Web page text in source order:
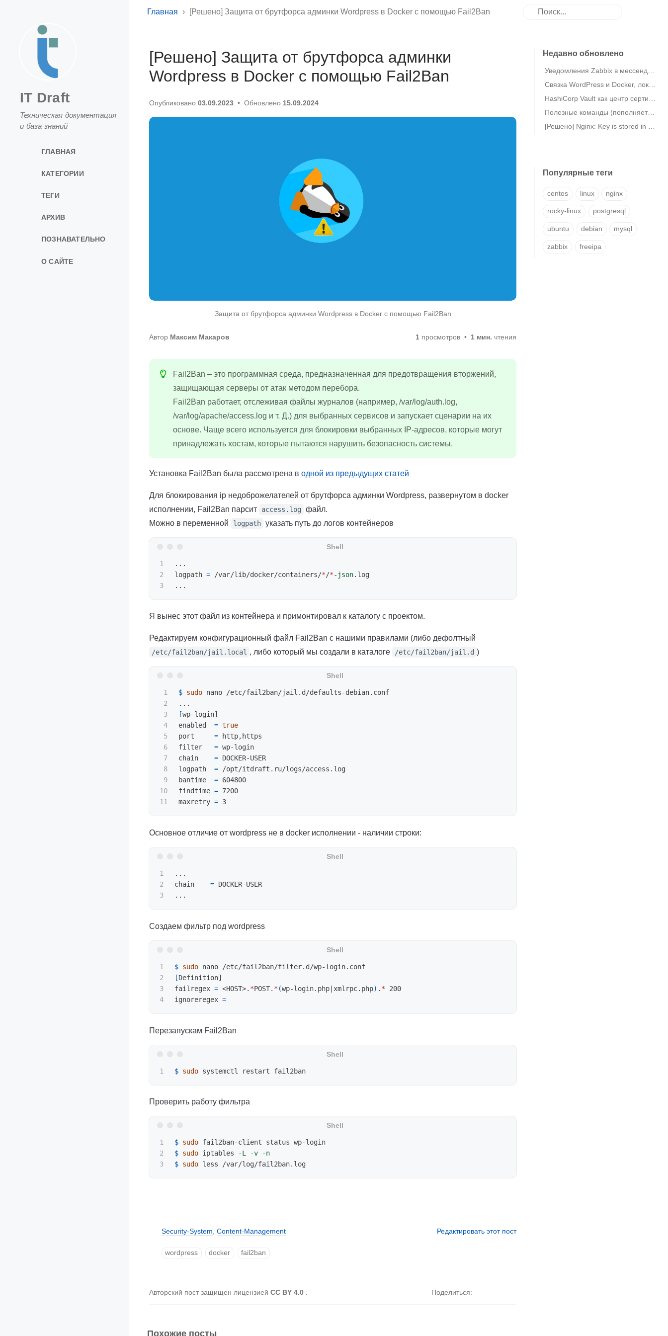
IT Draft
Техническая документация
и база знаний
ГЛАВНАЯ
КАТЕГОРИИ
ТЕГИ
АРХИВ
ПОЗНАВАТЕЛЬНО
О САЙТЕ
Главная [Решено] Защита от брутфорса админки Wordpress в Docker с помощью Fail2Ban
[Решено] Защита от брутфорса админки
Wordpress в Docker с помощью Fail2Ban
Опубликовано 03.09.2023 Обновлено 15.09.2024
Защита от брутфорса админки Wordpress в Docker с помощью Fail2Ban
Автор Максим Макаров 1 просмотров 1 мин. чтения
Fail2Ban – это программная среда, предназначенная для предотвращения вторжений,
защищающая серверы от атак методом перебора.
Fail2Ban работает, отслеживая файлы журналов (например, /var/log/auth.log,
/var/log/apache/access.log и т. Д.) для выбранных сервисов и запускает сценарии на их
основе. Чаще всего используется для блокировки выбранных IP-адресов, которые могут
принадлежать хостам, которые пытаются нарушить безопасность системы.
Установка Fail2Ban была рассмотрена в одной из предыдущих статей
Для блокирования ip недоброжелателей от брутфорса админки Wordpress, развернутом в docker
исполнении, Fail2Ban парсит
access.log
файл.
Можно в переменной
logpath указать путь до логов контейнеров
1
2
...
logpath = /var/lib/docker/containers/*/*-json.log
Я вынес этот файл из контейнера и примонтировал к каталогу с проектом.
Редактируем конфигурационный файл Fail2Ban с нашими правилами (либо дефолтный
/etc/fail2ban/jail.local , либо который мы создали в каталоге /etc/fail2ban/jail.d )
1
2
3
4
5
6
7
8
9
10
$ sudo nano /etc/fail2ban/jail.d/defaults-debian.conf
[wp-login]
enabled =
port = http,https
filter = wp-login
chain = DOCKER-USER
logpath = /opt/itdraft.ru/logs/access.log
bantime = 604800
findtime = 7200
maxretry =
Основное отличие от wordpress не в docker исполнении - наличии строки:
1
2
...
chain = DOCKER-USER
Создаем фильтр под wordpress
1
2
3
$ sudo
[Definition]
failregex = <HOST>. *POST. * (wp-login.php|xmlrpc.php) . * 200
ignoreregex =
Перезапускам Fail2Ban
$ sudo
Проверить работу фильтра
1
2
$ sudo
$ sudo iptables -L -v
-n
$ sudo
Security-System, Content-Management Редактировать этот пост
wordpress docker fail2ban
Авторский пост защищен лицензией CC BY 4.0 . Поделиться
Недавно обновлено
Популярные теги
centos linux nginx
rocky-linux postgresql
ubuntu debian mysql
zabbix freeipa
Похожие посты